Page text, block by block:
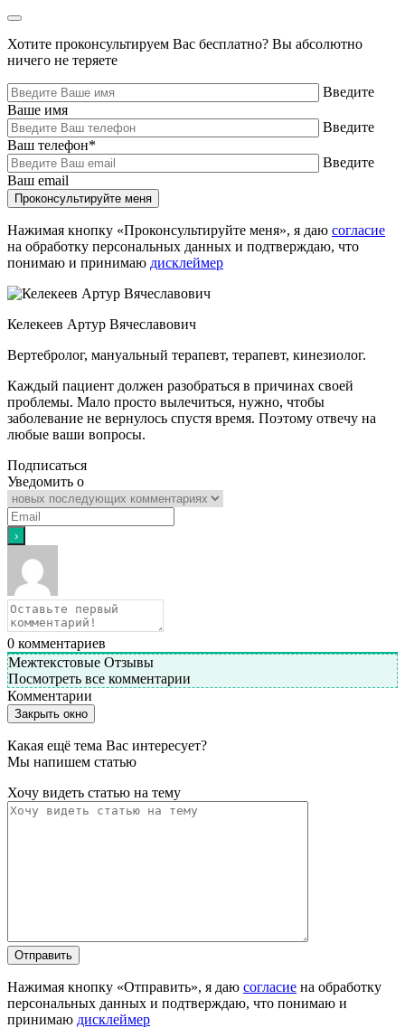
Хотите проконсультируем Вас бесплатно? Вы абсолютно
ничего не теряете
Введите
Ваше имя
Введите
Ваш телефон*
Введите
Ваш email
Нажимая кнопку «Проконсультируйте меня», я даю согласие
на обработку персональных данных и подтверждаю, что
понимаю и принимаю дисклеймер
Келекеев Артур Вячеславович
Вертебролог, мануальный терапевт, терапевт, кинезиолог.
Каждый пациент должен разобраться в причинах своей
проблемы. Мало просто вылечиться, нужно, чтобы
заболевание не вернулось спустя время. Поэтому отвечу на
любые ваши вопросы.
Подписаться
Уведомить о
0 комментариев
Межтекстовые Отзывы
Посмотреть все комментарии
Комментарии
Закрыть окно
Какая ещё тема Вас интересует?
Мы напишем статью
Хочу видеть статью на тему
Нажимая кнопку «Отправить», я даю согласие на обработку
персональных данных и подтверждаю, что понимаю и
принимаю дисклеймер